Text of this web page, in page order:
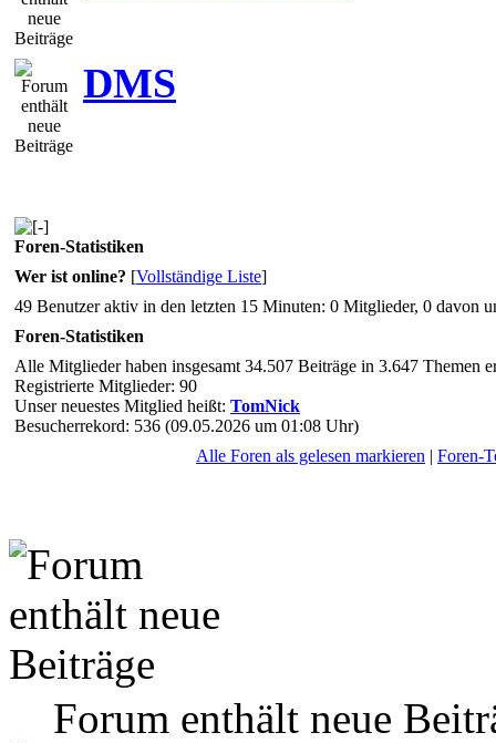
DMS
Foren-Statistiken
Wer ist online? [Vollständige Liste]
49 Benutzer aktiv in den letzten 15 Minuten: 0 Mitglieder, 0 davon
Foren-Statistiken
Alle Mitglieder haben insgesamt 34.507 Beiträge in 3.647 Themen
Registrierte Mitglieder: 90
Unser neuestes Mitglied heißt: TomNick
Besucherrekord: 536 (09.05.2026 um 01:08 Uhr)
Alle Foren als gelesen markieren | Foren-
Forum enthält neue